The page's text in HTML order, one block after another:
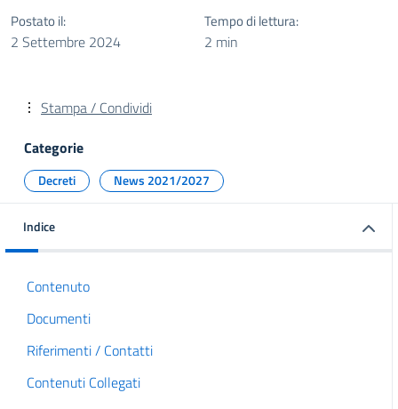
Postato il:
2 Settembre 2024
Tempo di lettura:
2 min
Stampa / Condividi
Categorie
Decreti News 2021/2027
Indice
Contenuto
Documenti
Riferimenti / Contatti
Contenuti Collegati